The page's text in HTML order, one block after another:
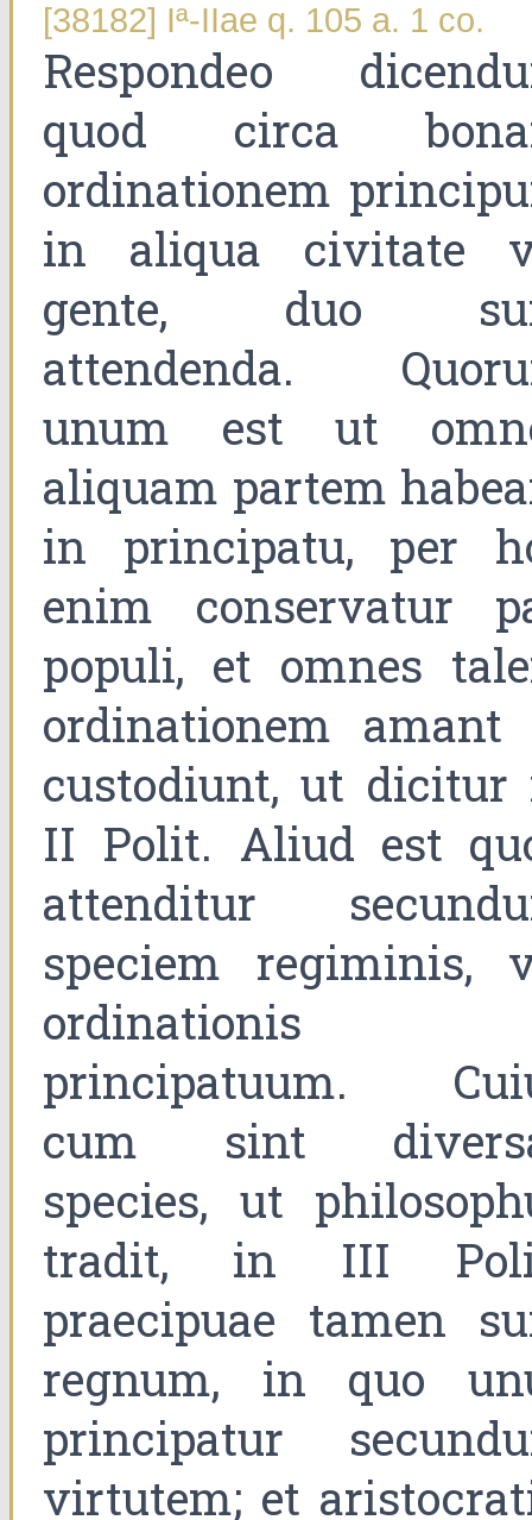
[38182] Iª-IIae q. 105 a. 1 co.
Respondeo
quod circa
ordinationem
in aliqua civitate
gente, duo
attendenda.
unum est ut
aliquam partem
in principatu, per
enim conservatur
populi, et omnes
ordinationem amant
custodiunt, ut dicitur
II Polit. Aliud est
attenditur
speciem regiminis,
ordinationis
principatuum.
cum sint
species, ut
tradit, in III
praecipuae tamen
regnum, in quo
principatur
virtutem; et